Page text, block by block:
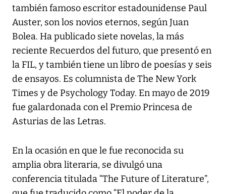
también famoso escritor estadounidense Paul
Auster, son los novios eternos, según Juan
Bolea. Ha publicado siete novelas, la más
reciente Recuerdos del futuro, que presentó en
la FIL, y también tiene un libro de poesías y seis
de ensayos. Es columnista de The New York
Times y de Psychology Today. En mayo de 2019
fue galardonada con el Premio Princesa de
Asturias de las Letras.
En la ocasión en que le fue reconocida su
amplia obra literaria, se divulgó una
conferencia titulada “The Future of Literature”,